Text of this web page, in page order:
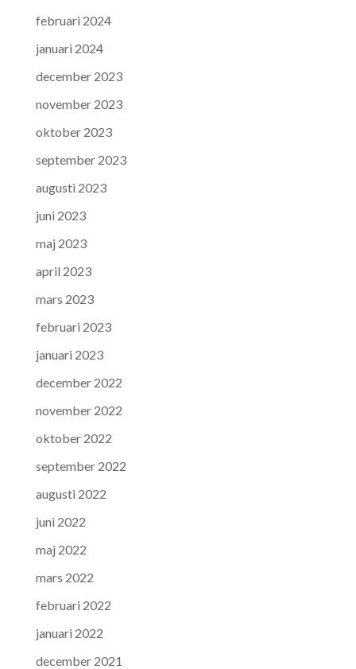
februari 2024
januari 2024
december 2023
november 2023
oktober 2023
september 2023
augusti 2023
juni 2023
maj 2023
april 2023
mars 2023
februari 2023
januari 2023
december 2022
november 2022
oktober 2022
september 2022
augusti 2022
juni 2022
maj 2022
mars 2022
februari 2022
januari 2022
december 2021